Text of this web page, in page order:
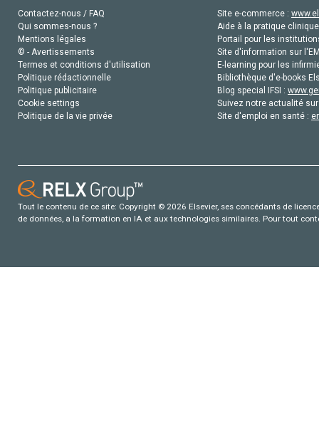
Contactez-nous / FAQ
Qui sommes-nous ?
Mentions légales
© - Avertissements
Termes et conditions d'utilisation
Politique rédactionnelle
Politique publicitaire
Cookie settings
Politique de la vie privée
Site e-commerce :
Aide à la pratique
Portail pour les
Site d'information sur
E-learning pour les
Bibliothèque d'e-books
Blog special IFSI :
Suivez notre actualité
Site d'emploi en santé :
Tout le contenu de ce site: Copyright © 2026 Elsevier, ses concédants de
de données, a la formation en IA et aux technologies similaires. Pour tout